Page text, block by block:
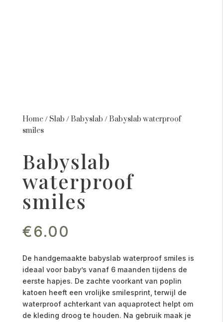
Home/ Slab / Babyslab / Babyslab waterproof
smiles
Babyslab
waterproof
smiles
€6.00
De handgemaakte babyslab waterproof smiles is
ideaal voor baby’s vanaf 6 maanden tijdens de
eerste hapjes. De zachte voorkant van poplin
katoen heeft een vrolijke smilesprint, terwijl de
waterproof achterkant van aquaprotect helpt om
de kleding droog te houden. Na gebruik maak je